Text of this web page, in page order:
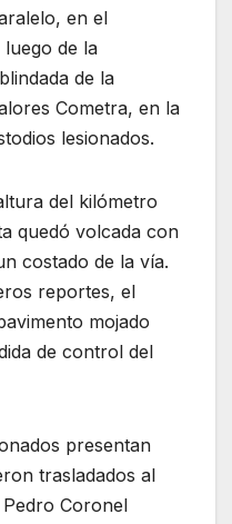
en el
de la
de la
Cometra, en la
lesionados.
del kilómetro
quedó volcada con
costado de la vía.
reportes, el
mojado
de control del
presentan
trasladados al
Coronel